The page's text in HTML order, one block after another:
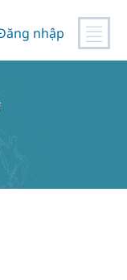
nhập